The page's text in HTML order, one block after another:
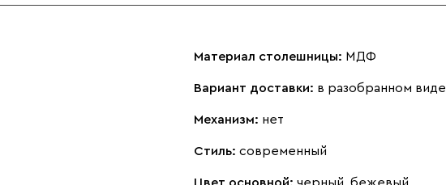
Материал столешницы: МДФ
Вариант доставки: в разобранном виде
Механизм: нет
Стиль: современный